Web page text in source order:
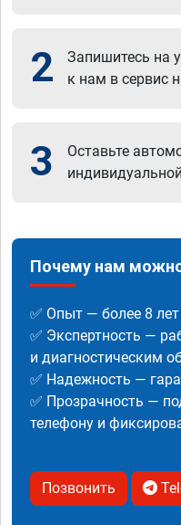
2
Запишитесь на
к нам в сервис
3
Оставьте
Почему нам
✅ Опыт — более 8
✅ Экспертность —
и диагностическим
✅ Надежность —
✅ Прозрачность —
телефону и
Позвонить